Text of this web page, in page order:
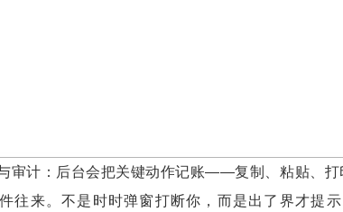
审计：后台会把关键动作记账——复制、粘贴、打
往来。不是时时弹窗打断你，而是出了界才提